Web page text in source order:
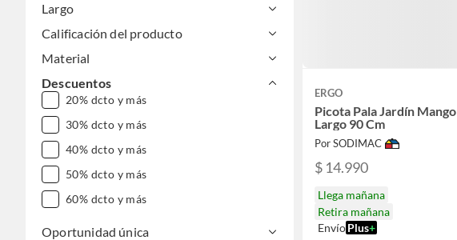
Largo
Calificación del producto
Material
Descuentos
20% dcto y más
30% dcto y más
40% dcto y más
50% dcto y más
60% dcto y más
Oportunidad única
ERGO
Picota Pala Jardín Mango
Largo 90 Cm
Por SODIMAC
$ 14.990
Llega mañana
Retira mañana
EnvíoPlus+